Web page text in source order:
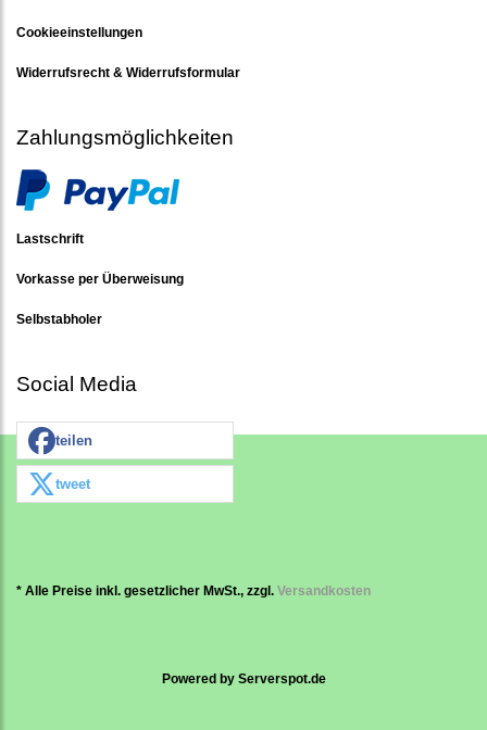
Cookieeinstellungen
Widerrufsrecht & Widerrufsformular
Zahlungsmöglichkeiten
Lastschrift
Vorkasse per Überweisung
Selbstabholer
Social Media
teilen
tweet
* Alle Preise inkl. gesetzlicher MwSt., zzgl. Versandkosten
Powered by Serverspot.de